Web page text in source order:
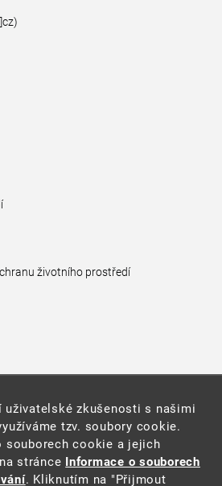
životního prostředí
(PDF, 204 kB)
zkušenosti s našimi
tzv. soubory cookie.
souborech cookie a jejich
stránce Informace o souborech
. Kliknutím na "Přijmout